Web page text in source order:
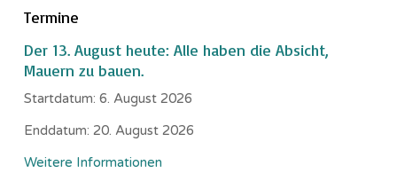
Termine
Der 13. August heute: Alle haben die Absicht,
Mauern zu bauen.
Startdatum: 6. August 2026
Enddatum: 20. August 2026
Weitere Informationen